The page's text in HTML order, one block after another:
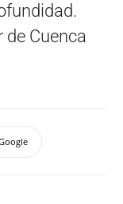
de Cuenca